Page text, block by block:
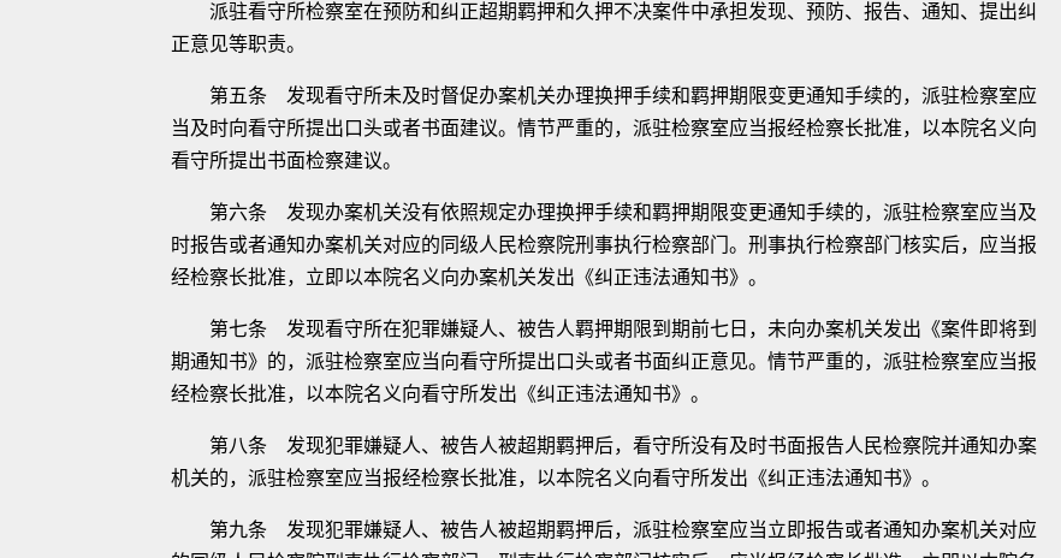
派驻看守所检察室在预防和纠正超期羁押和久押不决案件中承担发现、预防、报告、通知、提出纠
正意见等职责。
第五条 发现看守所未及时督促办案机关办理换押手续和羁押期限变更通知手续的，派驻检察室应
当及时向看守所提出口头或者书面建议。情节严重的，派驻检察室应当报经检察长批准，以本院名义向
看守所提出书面检察建议。
第六条 发现办案机关没有依照规定办理换押手续和羁押期限变更通知手续的，派驻检察室应当及
时报告或者通知办案机关对应的同级人民检察院刑事执行检察部门。刑事执行检察部门核实后，应当报
经检察长批准，立即以本院名义向办案机关发出《纠正违法通知书》。
第七条 发现看守所在犯罪嫌疑人、被告人羁押期限到期前七日，未向办案机关发出《案件即将到
期通知书》的，派驻检察室应当向看守所提出口头或者书面纠正意见。情节严重的，派驻检察室应当报
经检察长批准，以本院名义向看守所发出《纠正违法通知书》。
第八条 发现犯罪嫌疑人、被告人被超期羁押后，看守所没有及时书面报告人民检察院并通知办案
机关的，派驻检察室应当报经检察长批准，以本院名义向看守所发出《纠正违法通知书》。
第九条 发现犯罪嫌疑人、被告人被超期羁押后，派驻检察室应当立即报告或者通知办案机关对应